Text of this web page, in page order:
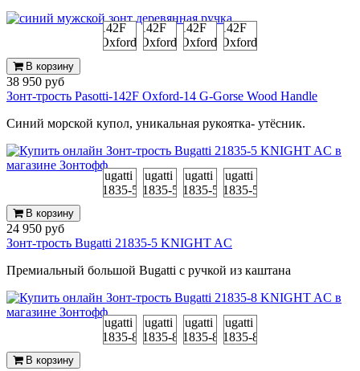
В корзину
38 950 руб
Зонт-трость Pasotti-142F Oxford-14 G-Gorse Wood Handle
Синий морской купол, уникальная рукоятка- утёсник.
В корзину
24 950 руб
Зонт-трость Bugatti 21835-5 KNIGHT AC
Премиальный большой Bugatti с ручкой из каштана
В корзину